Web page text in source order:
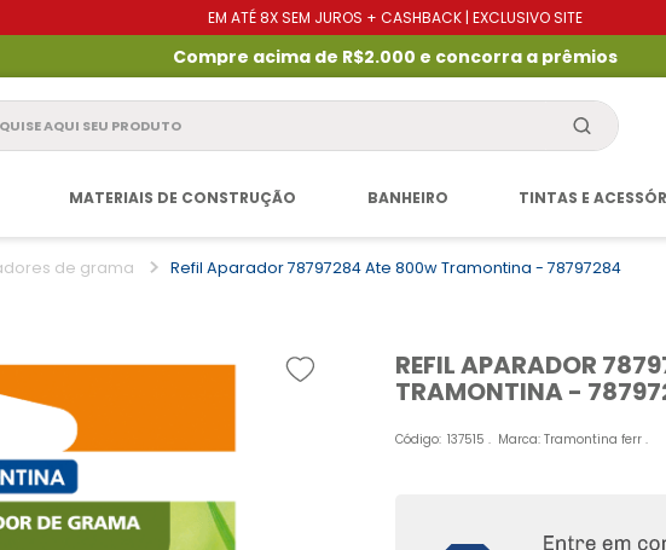
EM ATÉ 8X SEM JUROS + CASHBACK | EXCLUSIVO SITE
Compre acima de R$2.000 e concorra a prêmios
aqui seu produto
MATERIAIS DE CONSTRUÇÃO BANHEIRO TINTAS E
de grama Refil Aparador 78797284 Ate 800w Tramontina - 78797284
REFIL APARADOR
TRAMONTINA -
Código: 137515 Marca: Tramontina ferr